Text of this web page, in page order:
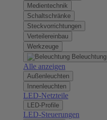
Medientechnik
Schaltschränke
Steckvorrichtungen
Verteilereinbau
Werkzeuge
Beleuchtung
Alle anzeigen
Außenleuchten
Innenleuchten
LED-Netzteile
LED-Profile
LED-Steuerungen